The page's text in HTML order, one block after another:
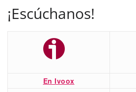
¡Escúchanos!
En Ivoox